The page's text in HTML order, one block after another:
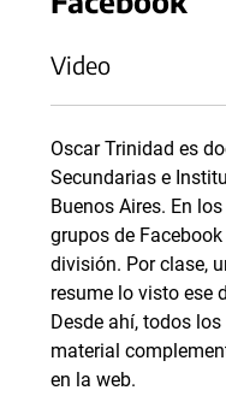
Video
Oscar Trinidad es
Secundarias e
Buenos Aires. En
grupos de
división. Por clase,
resume lo visto ese
Desde ahí, todos
material
en la web.